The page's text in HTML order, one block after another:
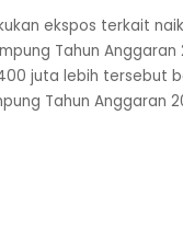
ekspos terkait
Tahun Anggaran
juta lebih tersebut
Tahun Anggaran